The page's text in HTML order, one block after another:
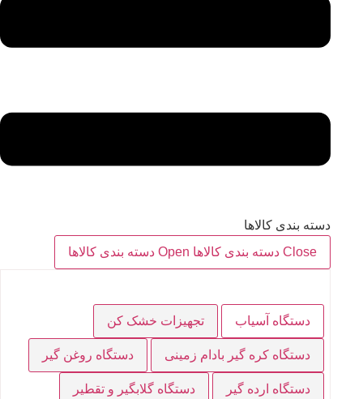
دسته بندی کالاها
Close دسته بندی کالاها
Open دسته بندی کالاها
دستگاه آسیاب تجهیزات خشک کن
دستگاه کره گیر بادام زمینی دستگاه روغن گیر
دستگاه ارده گیر دستگاه گلابگیر و تقطیر